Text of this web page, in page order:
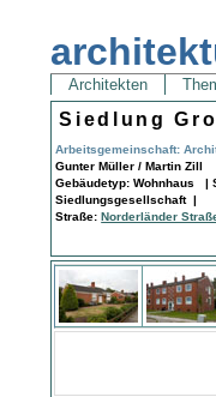
Architekten
Siedlung
Arbeitsgemeinschaft:
Gunter Müller / Martin Zill
Gebäudetyp: Wohnhaus |
Siedlungsgesellschaft |
Straße:Norderländer